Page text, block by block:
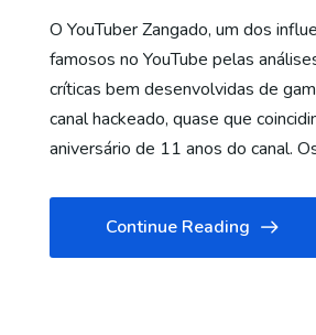
O YouTuber Zangado, um dos
famosos no YouTube pelas
críticas bem desenvolvidas de
canal hackeado, quase que
aniversário de 11 anos do canal.
Continue Reading